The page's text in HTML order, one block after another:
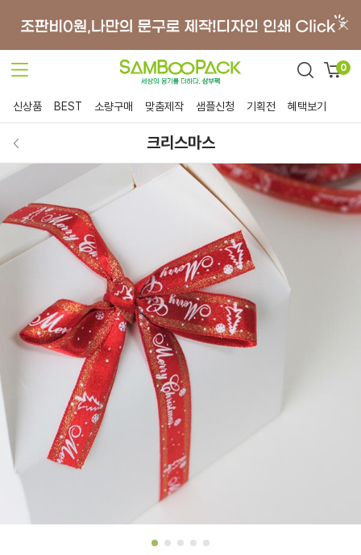
0
신상품 BEST 소량구매 맞춤제작 샘플신청 기획전 혜택보기
크리스마스